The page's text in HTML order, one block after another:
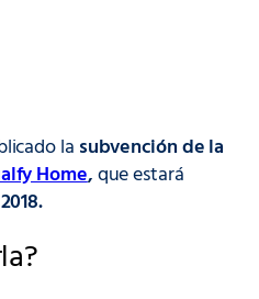
la subvención de la
Home,que estará